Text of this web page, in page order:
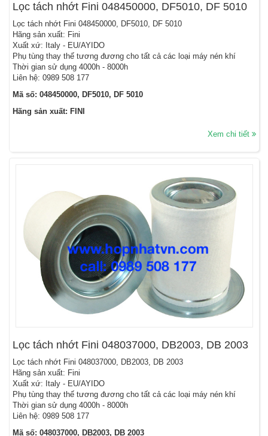
Lọc tách nhớt Fini 048450000, DF5010, DF 5010
Lọc tách nhớt Fini 048450000, DF5010, DF 5010
Hãng sản xuất: Fini
Xuất xứ: Italy - EU/AYIDO
Phụ tùng thay thế tương đương cho tất cả các loại máy nén khí
Thời gian sử dụng 4000h - 8000h
Liên hệ: 0989 508 177
Mã số: 048450000, DF5010, DF 5010
Hãng sản xuất: FINI
Xem chi tiết
Lọc tách nhớt Fini 048037000, DB2003, DB 2003
Lọc tách nhớt Fini 048037000, DB2003, DB 2003
Hãng sản xuất: Fini
Xuất xứ: Italy - EU/AYIDO
Phụ tùng thay thế tương đương cho tất cả các loại máy nén khí
Thời gian sử dụng 4000h - 8000h
Liên hệ: 0989 508 177
Mã số: 048037000, DB2003, DB 2003